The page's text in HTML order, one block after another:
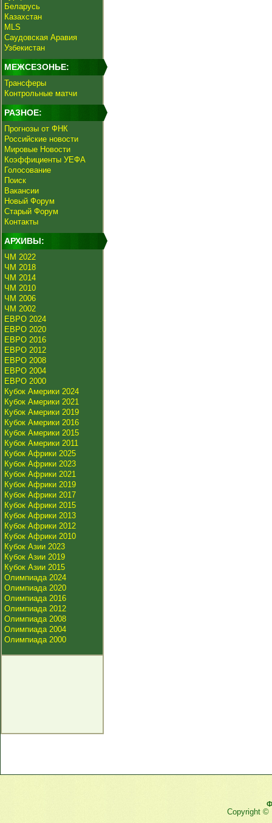
Беларусь
Казахстан
MLS
Саудовская Аравия
Узбекистан
МЕЖСЕЗОНЬЕ:
Трансферы
Контрольные матчи
РАЗНОЕ:
Прогнозы от ФНК
Российские новости
Мировые Новости
Коэффициенты УЕФА
Голосование
Поиск
Вакансии
Новый Форум
Старый Форум
Контакты
АРХИВЫ:
ЧМ 2022
ЧМ 2018
ЧМ 2014
ЧМ 2010
ЧМ 2006
ЧМ 2002
ЕВРО 2024
ЕВРО 2020
ЕВРО 2016
ЕВРО 2012
ЕВРО 2008
ЕВРО 2004
ЕВРО 2000
Кубок Америки 2024
Кубок Америки 2021
Кубок Америки 2019
Кубок Америки 2016
Кубок Америки 2015
Кубок Америки 2011
Кубок Африки 2025
Кубок Африки 2023
Кубок Африки 2021
Кубок Африки 2019
Кубок Африки 2017
Кубок Африки 2015
Кубок Африки 2013
Кубок Африки 2012
Кубок Африки 2010
Кубок Азии 2023
Кубок Азии 2019
Кубок Азии 2015
Олимпиада 2024
Олимпиада 2020
Олимпиада 2016
Олимпиада 2012
Олимпиада 2008
Олимпиада 2004
Олимпиада 2000
Copyright ©